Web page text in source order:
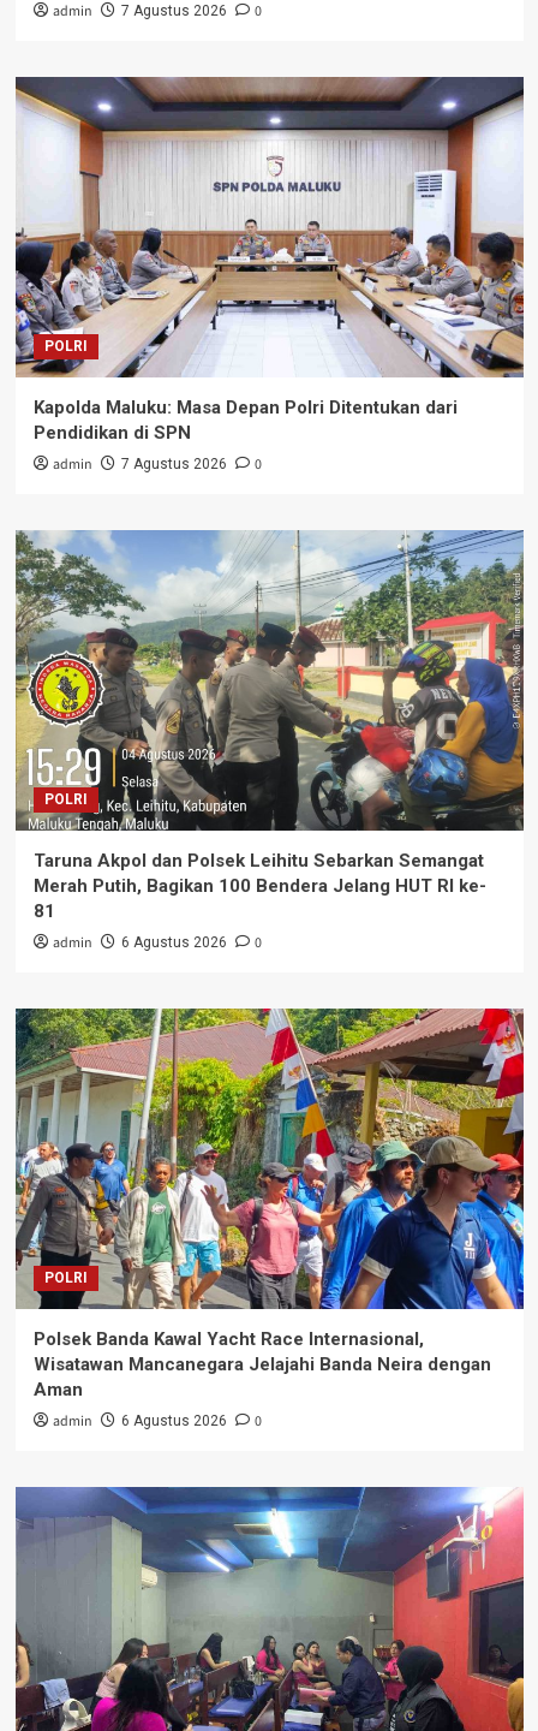
admin 7 Agustus 2026 0
POLRI
Kapolda Maluku: Masa Depan Polri Ditentukan dari
Pendidikan di SPN
admin 7 Agustus 2026 0
POLRI
Taruna Akpol dan Polsek Leihitu Sebarkan Semangat
Merah Putih, Bagikan 100 Bendera Jelang HUT RI ke-
81
admin 6 Agustus 2026 0
POLRI
Polsek Banda Kawal Yacht Race Internasional,
Wisatawan Mancanegara Jelajahi Banda Neira dengan
Aman
admin 6 Agustus 2026 0